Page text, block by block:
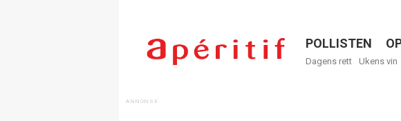
Menu
POLLISTEN
Dagens rett Ukens vin